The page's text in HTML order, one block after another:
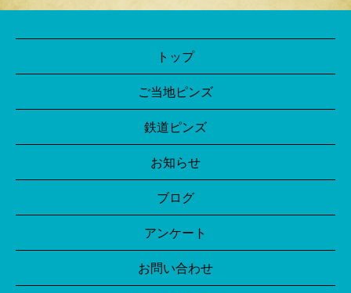
トップ
ご当地ピンズ
鉄道ピンズ
お知らせ
ブログ
アンケート
お問い合わせ